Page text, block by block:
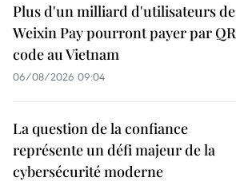
Plus d'un milliard d'utilisateurs de
Weixin Pay pourront payer par QR
code au Vietnam
06/08/2026 09:04
La question de la confiance
représente un défi majeur de la
cybersécurité moderne